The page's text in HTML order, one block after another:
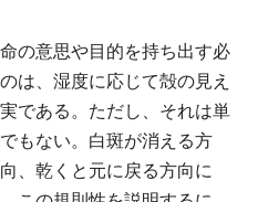
の意思や目的を持ち出す必
は、湿度に応じて殻の見え
である。ただし、それは単
もない。白斑が消える方
、乾くと元に戻る方向に